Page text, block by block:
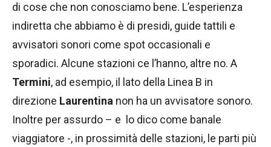
di cose che non conosciamo bene. L’esperienza
indiretta che abbiamo è di presidi, guide tattili e
avvisatori sonori come spot occasionali e
sporadici. Alcune stazioni ce l’hanno, altre no. A
Termini, ad esempio, il lato della Linea B in
direzione Laurentina non ha un avvisatore sonoro.
Inoltre per assurdo – e lo dico come banale
viaggiatore -, in prossimità delle stazioni, le parti più